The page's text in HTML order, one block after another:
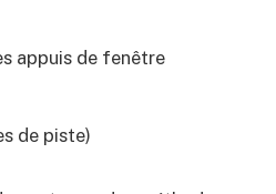
appuis de fenêtre
de piste)